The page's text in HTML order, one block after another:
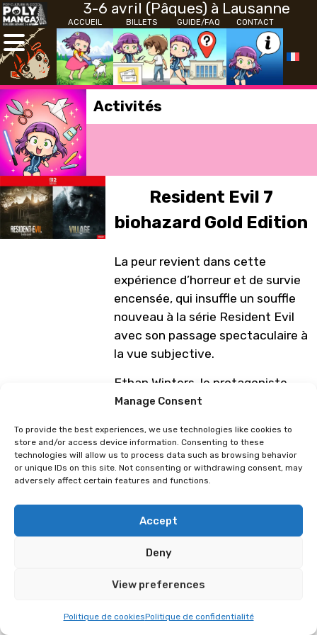
Manage Consent
To provide the best experiences, we use technologies like cookies to
store and/or access device information. Consenting to these
technologies will allow us to process data such as browsing behavior
or unique IDs on this site. Not consenting or withdrawing consent, may
adversely affect certain features and functions.
Accept
Deny
View preferences
Politique de cookiesPolitique de confidentialité
3-6 avril (Pâques) à Lausanne
ACCUEIL BILLETS GUIDE/FAQ CONTACT
Activités
Resident Evil 7
biohazard Gold Edition
La peur revient dans cette
expérience d’horreur et de survie
encensée, qui insuffle un souffle
nouveau à la série Resident Evil
avec son passage spectaculaire à
la vue subjective.
Ethan Winters, le protagoniste,
est un homme ordinaire
extraordinaires. Sur la piste de
son épouse disparue, il arrive à
une maison de Louisiane
murs vous feront connaître une
terreur indicible… Profitant de la
Capcom, Resident Evil 7 offre un
rend l’horreur époustouflante